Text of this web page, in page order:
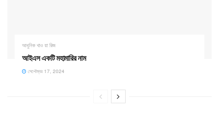
আধুনিক খাও য়া রিজ
আইএস একটি মহামারির নাম
সেপ্টেম্বর 17, 2024